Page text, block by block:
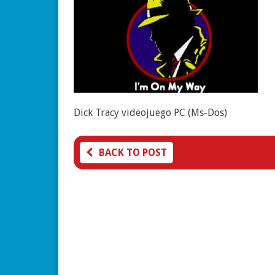
Dick Tracy videojuego PC (Ms-Dos)
BACK TO POST